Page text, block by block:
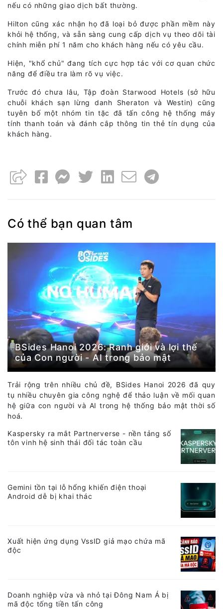
nếu có những giao dịch bất thường.
Hilton cũng xác nhận họ đã loại bỏ được phần mềm này
khỏi hệ thống, và sẵn sàng cung cấp dịch vụ theo dõi tài
chính miễn phí 1 năm cho khách hàng nếu có yêu cầu.
Hiện, "khổ chủ" đang tích cực hợp tác với cơ quan chức
năng để điều tra làm rõ vụ việc.
Trước đó chưa lâu, Tập đoàn Starwood Hotels (sở hữu
chuỗi khách sạn lừng danh Sheraton và Westin) cũng
tuyên bố một nhóm tin tặc đã tấn công hệ thống máy
tính thanh toán và đánh cắp thông tin thẻ tín dụng của
khách hàng.
Có thể bạn quan tâm
BSides Hanoi 2026: Ranh giới và lợi thế
của Con người - AI trong bảo mật
Trải rộng trên nhiều chủ đề, BSides Hanoi 2026 đã quy
tụ nhiều chuyên gia công nghệ để thảo luận về mối quan
hệ giữa con người và AI trong hệ thống bảo mật thời số
hoá.
Kaspersky ra mắt Partnerverse - nền tảng số
tôn vinh hệ sinh thái đối tác toàn cầu
Gemini tồn tại lỗ hổng khiến điện thoại
Android dễ bị khai thác
Xuất hiện ứng dụng VssID giả mạo chứa mã
độc
Doanh nghiệp vừa và nhỏ tại Đông Nam Á bị
mã độc tống tiền tấn công